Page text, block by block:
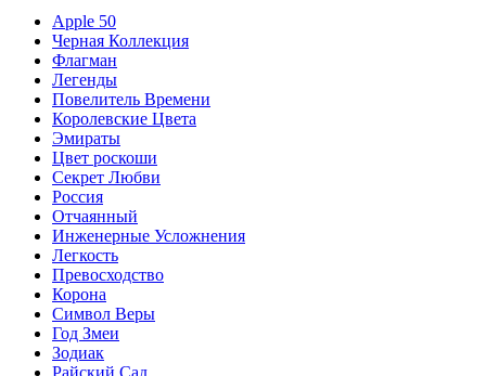
Apple 50
Черная Коллекция
Флагман
Легенды
Повелитель Времени
Королевские Цвета
Эмираты
Цвет роскоши
Секрет Любви
Россия
Отчаянный
Инженерные Усложнения
Легкость
Превосходство
Корона
Символ Веры
Год Змеи
Зодиак
Райский Сад